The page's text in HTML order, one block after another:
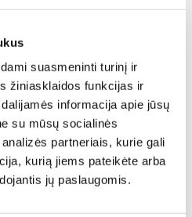
suasmeninti turinį ir
žiniasklaidos funkcijas ir
informacija apie jūsų
su mūsų socialinės
partneriais, kurie gali
kurią jiems pateikėte arba
jų paslaugomis.
visas kenksmingas
visą gyvenimą, jie turėtų
iki paskutinio
sveikatos organizacijos